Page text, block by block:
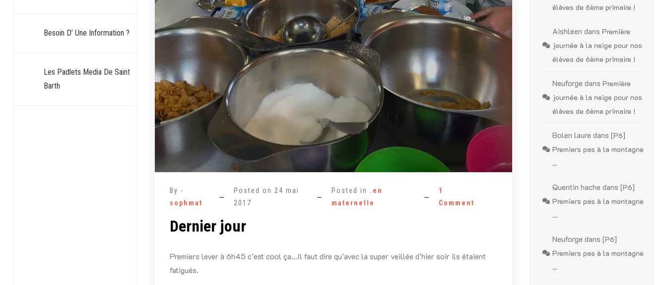
Besoin D’ Une Information ?
Les Padlets Media De Saint
Barth
By -
sophmat
Posted on24 mai
2017
Posted in .en
maternelle
1
Comment
Dernier jour
Premiers lever à 6h45 c’est cool ça…Il faut dire qu’avec la super veillée d’hier soir ils étaient
fatigués.
élèves de 6ème primaire !
Aishleen dansPremière
journée à la neige pour nos
élèves de 6ème primaire !
Neuforge dansPremière
journée à la neige pour nos
élèves de 6ème primaire !
Bolen laure dans[P6]
Premiers pas à la montagne
…
Quentin hache dans[P6]
Premiers pas à la montagne
…
Neuforge dans[P6]
Premiers pas à la montagne
…